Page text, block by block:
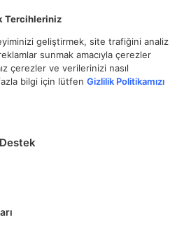
Tercihleriniz
geliştirmek, site trafiğini analiz
sunmak amacıyla çerezler
çerezler ve verilerinizi nasıl
bilgi için lütfen Gizlilik Politikamızı